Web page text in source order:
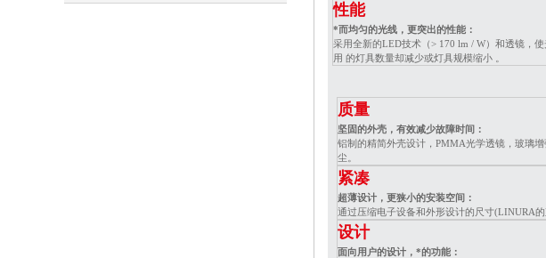
性能
*而均匀的光线，更突出的性能：
采用全新的LED技术（> 170 lm / W）和透镜，
用 的灯具数量却减少或灯具规模缩小
质量
坚固的外壳，有效减少故障时间：
铝制的精简外壳设计，PMMA光学透镜，玻璃
尘。
紧凑
超薄设计，更狭小的安装空间：
通过压缩电子设备和外形设计的尺寸(LINURA
设计
面向用户的设计，*的功能：